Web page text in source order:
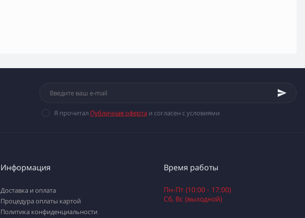
Я прочитал Публичная офертаи согласен с условиями
Информация
Доставка и оплата
Процедура оплаты картой
Политика конфиденциальности
Время работы
Пн-Пт (10:00 - 17:00)
Сб, Вс (выходной)